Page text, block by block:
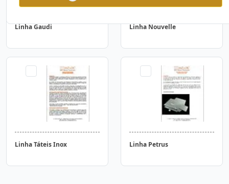
Linha Gaudi Linha Nouvelle
Linha Táteis Inox Linha Petrus